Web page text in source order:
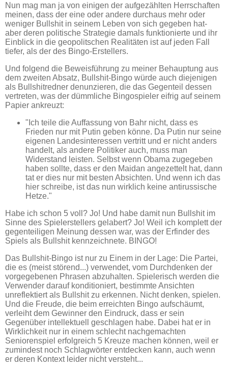
Nun mag man ja von einigen der aufgezählten Herrschaften
meinen, dass der eine oder andere durchaus mehr oder
weniger Bullshit in seinem Leben von sich gegeben hat-
aber deren politische Strategie damals funktionierte und ihr
Einblick in die geopolitschen Realitäten ist auf jeden Fall
tiefer, als der des Bingo-Erstellers.
Und folgend die Beweisführung zu meiner Behauptung aus
dem zweiten Absatz, Bullshit-Bingo würde auch diejenigen
als Bullshitredner denunzieren, die das Gegenteil dessen
vertreten, was der dümmliche Bingospieler eifrig auf seinem
Papier ankreuzt:
"Ich teile die Auffassung von Bahr nicht, dass es
Frieden nur mit Putin geben könne. Da Putin nur seine
eigenen Landesinteressen vertritt und er nicht anders
handelt, als andere Politiker auch, muss man
Widerstand leisten. Selbst wenn Obama zugegeben
haben sollte, dass er den Maidan angezettelt hat, dann
tat er dies nur mit besten Absichten. Und wenn ich das
hier schreibe, ist das nun wirklich keine antirussische
Hetze."
Habe ich schon 5 voll? Jo! Und habe damit nun Bullshit im
Sinne des Spielerstellers gelabert? Jo! Weil ich komplett der
gegenteiligen Meinung dessen war, was der Erfinder des
Spiels als Bullshit kennzeichnete. BINGO!
Das Bullshit-Bingo ist nur zu Einem in der Lage: Die Partei,
die es (meist störend...) verwendet, vom Durchdenken der
vorgegebenen Phrasen abzuhalten. Spielerisch werden die
Verwender darauf konditioniert, bestimmte Ansichten
unreflektiert als Bullshit zu erkennen. Nicht denken, spielen.
Und die Freude, die beim erreichten Bingo aufschäumt,
verleiht dem Gewinner den Eindruck, dass er sein
Gegenüber intellektuell geschlagen habe. Dabei hat er in
Wirklichkeit nur in einem schlecht nachgemachten
Seniorenspiel erfolgreich 5 Kreuze machen können, weil er
zumindest noch Schlagwörter entdecken kann, auch wenn
er deren Kontext leider nicht versteht...